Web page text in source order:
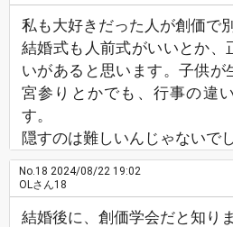
私も大好きだった人が創価で
結婚式も人前式がいいとか、
いがあると思います。子供が
宮参りとかでも、行事の違
す。
隠すのは難しいんじゃないで
No.18 2024/08/22 19:02
OLさん18
結婚後に、創価学会だと知りま